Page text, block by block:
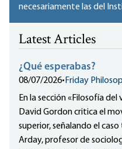
necesariamente las del
Latest Articles
¿Qué esperabas?
08/07/2026• Friday
En la sección «Filosofía del
David Gordon critica el
superior, señalando el
Arday, profesor de